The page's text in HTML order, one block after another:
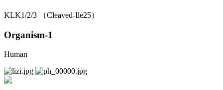
KLK1/2/3 （Cleaved-Ile25）
Organism-1
Human